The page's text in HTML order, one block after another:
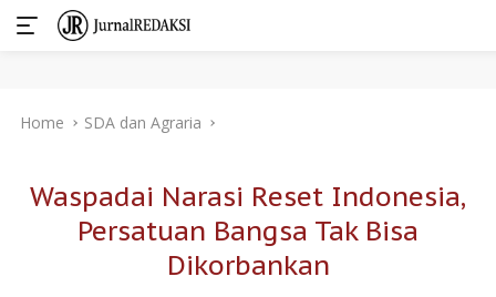
Home SDA dan Agraria
Waspadai Narasi Reset Indonesia,
Persatuan Bangsa Tak Bisa
Dikorbankan